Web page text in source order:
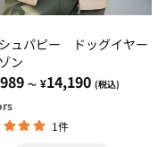
ュパピー ドッグイヤー
ン
～ ¥14,190 (税込)
1件